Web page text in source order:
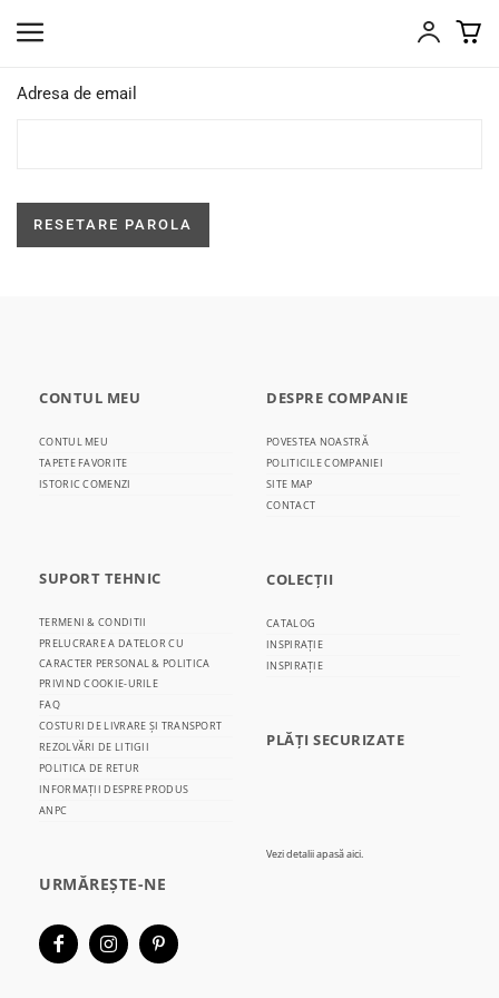
Adresa de email
CONTUL MEU
CONTUL MEU
TAPETE FAVORITE
ISTORIC COMENZI
SUPORT TEHNIC
TERMENI & CONDITII
PRELUCRARE A DATELOR CU
CARACTER PERSONAL & POLITICA
PRIVIND COOKIE-URILE
FAQ
COSTURI DE LIVRARE ȘI TRANSPORT
REZOLVĂRI DE LITIGII
POLITICA DE RETUR
INFORMAȚII DESPRE PRODUS
ANPC
URMĂREȘTE-NE
DESPRE COMPANIE
POVESTEA NOASTRĂ
POLITICILE COMPANIEI
SITE MAP
CONTACT
COLECȚII
CATALOG
INSPIRAȚIE
INSPIRAȚIE
PLĂȚI SECURIZATE
Vezi detaliiapasă aici.